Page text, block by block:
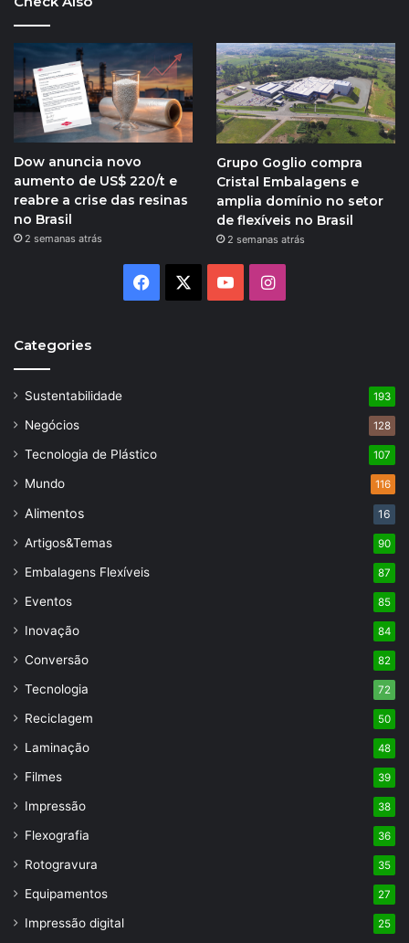
Dow anuncia novo
aumento de US$ 220/t e
reabre a crise das resinas
no Brasil
2 semanas atrás
Grupo Goglio compra
Cristal Embalagens e
amplia domínio no setor
de flexíveis no Brasil
2 semanas atrás
Facebook YouTubeInstagram
Categories
Sustentabilidade 193
Negócios 128
Tecnologia de Plástico 107
Mundo 116
Alimentos 16
Artigos&Temas 90
Embalagens Flexíveis 87
Eventos 85
Inovação 84
Conversão 82
Tecnologia 72
Reciclagem 50
Laminação 48
Filmes 39
Impressão 38
Flexografia 36
Rotogravura 35
Equipamentos 27
Impressão digital 25